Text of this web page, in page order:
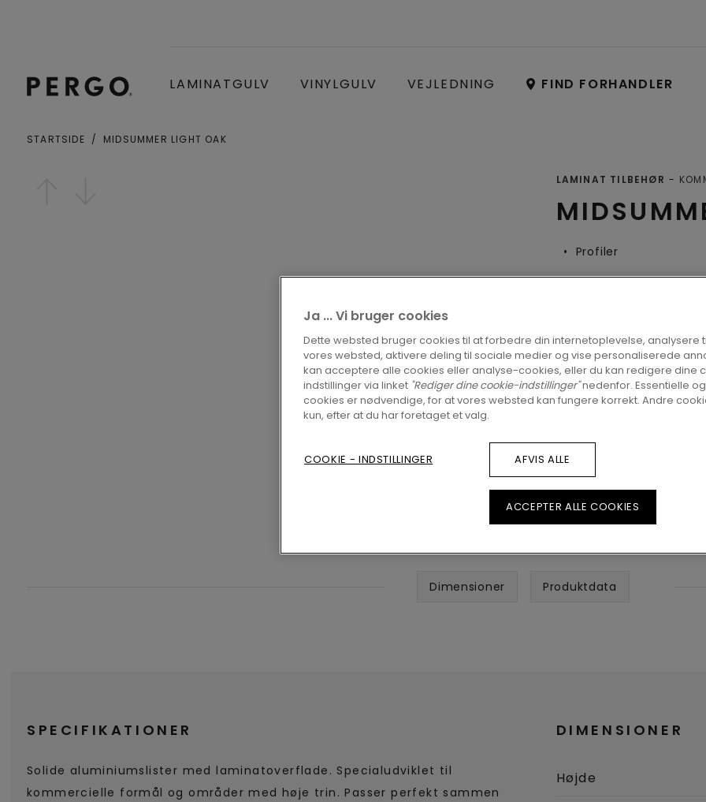
LAMINATGULV VINYLGULV VEJLEDNING FIND FORHANDLER
STARTSIDE MIDSUMMER LIGHT OAK
LAMINAT TILBEHØR
Profiler
FIND EN
Dimensioner Produktdata
SPECIFIKATIONER
Solide aluminiumslister med laminatoverflade. Specialudviklet til
kommercielle formål og områder med høje trin. Passer perfekt sammen
DIMENSIONER
Højde
Ja ... Vi bruger cookies
Dette websted bruger cookies til at forbedre din internetoplevelse, analysere
vores websted, aktivere deling til sociale medier og vise personaliserede
kan acceptere alle cookies eller analyse-cookies, eller du kan redigere dine
indstillinger via linket "Rediger dine cookie-indstillinger"nedenfor. Essentielle
cookies er nødvendige, for at vores websted kan fungere korrekt. Andre
kun, efter at du har foretaget et valg.
COOKIE - INDSTILLINGER AFVIS ALLE
ACCEPTER ALLE COOKIES